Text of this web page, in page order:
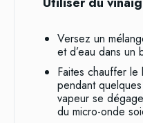
Versez un
et d’eau dans un
Faites chauffer
pendant
vapeur se
du micro-onde